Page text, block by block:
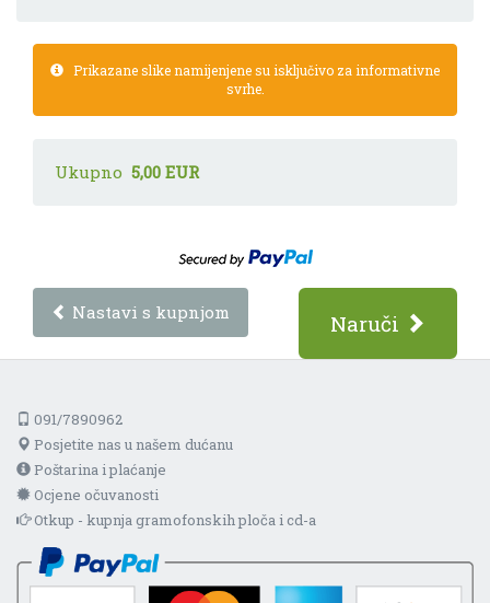
Prikazane slike namijenjene su isključivo za informativne
svrhe.
Ukupno 5,00 EUR
Nastavi s kupnjom Naruči
091/7890962
Posjetite nas u našem dućanu
Poštarina i plaćanje
Ocjene očuvanosti
Otkup - kupnja gramofonskih ploča i cd-a